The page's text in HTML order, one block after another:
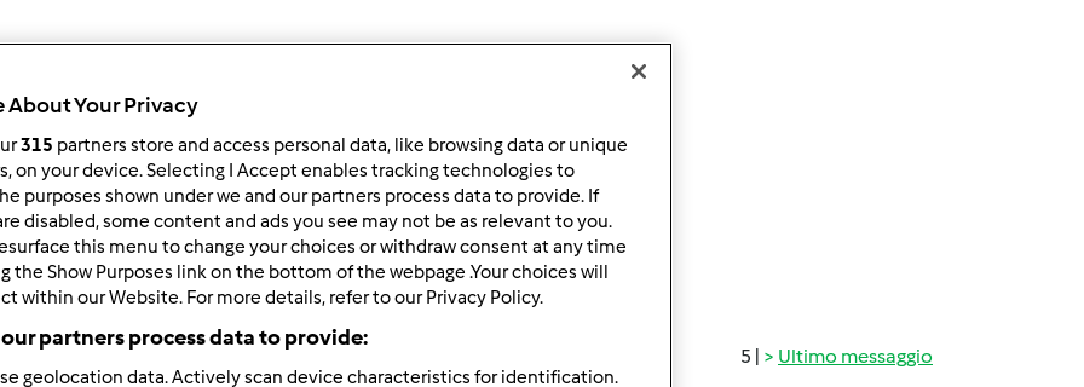
per:
più recenti
Risultati per pagina:
10
5 | Ultimo messaggio
About Your Privacy
315 partners store and access personal data, like browsing data or unique
on your device. Selecting I Accept enables tracking technologies to
purposes shown under we and our partners process data to provide. If
disabled, some content and ads you see may not be as relevant to you.
this menu to change your choices or withdraw consent at any time
the Show Purposes link on the bottom of the webpage .Your choices will
within our Website. For more details, refer to our Privacy Policy.
partners process data to provide:
geolocation data. Actively scan device characteristics for identification.